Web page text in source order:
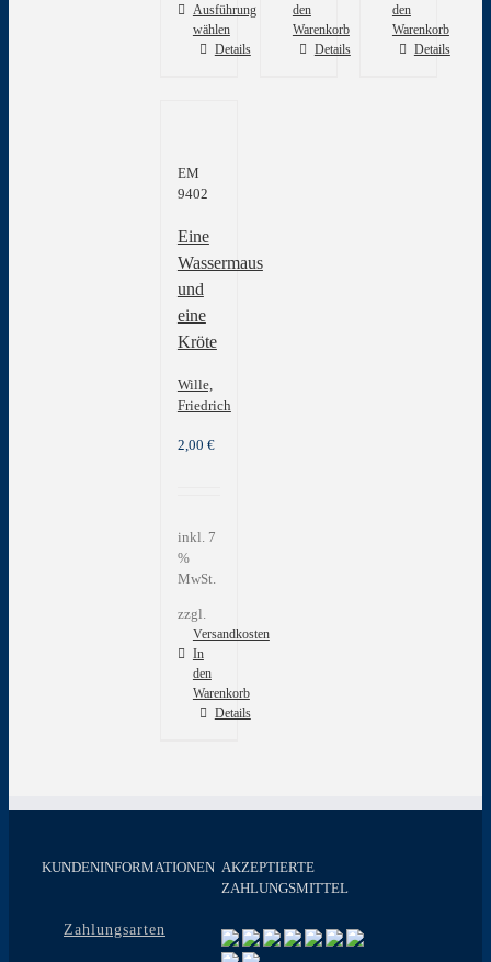
Ausführung
wählen
Dieses
Die
Optionen
auf
der
gewählt
werden
Details
den
Warenkorb
Details
den
Warenkorb
Details
EM
9402
Eine
Wassermaus
und
eine
Kröte
Wille,
Friedrich
2,00 €
inkl. 7
%
MwSt.
zzgl.
Versandkosten
In
den
Warenkorb
Details
KUNDENINFORMATIONEN
Zahlungsarten
AKZEPTIERTE
ZAHLUNGSMITTEL